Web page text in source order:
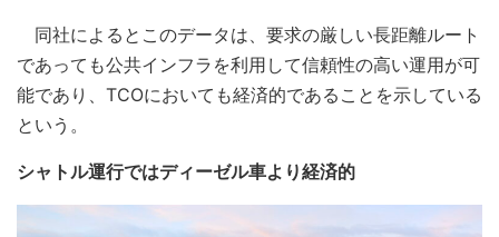
同社によるとこのデータは、要求の厳しい長距離ルート
であっても公共インフラを利用して信頼性の高い運用が可
能であり、TCOにおいても経済的であることを示している
という。
シャトル運行ではディーゼル車より経済的